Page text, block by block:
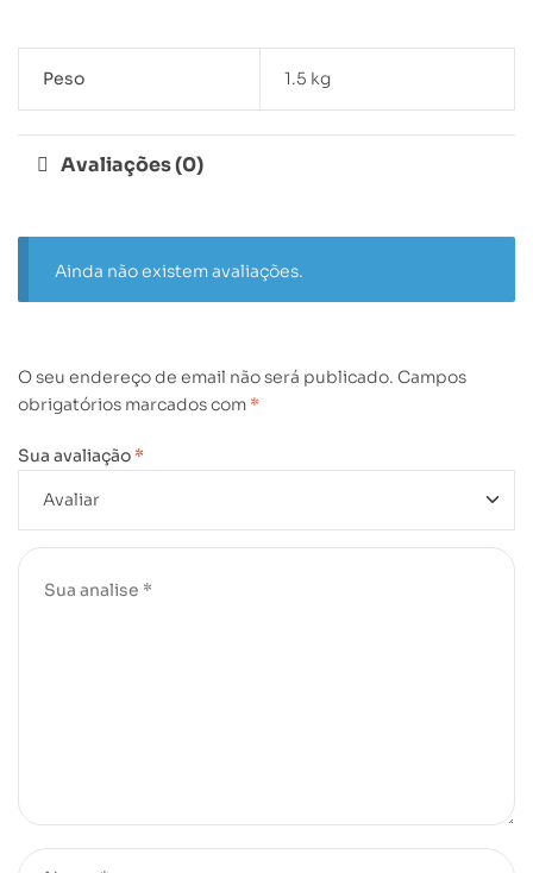
Peso 1.5 kg
Avaliações (0)
Ainda não existem avaliações.
O seu endereço de email não será publicado. Campos
obrigatórios marcados com *
Sua avaliação *